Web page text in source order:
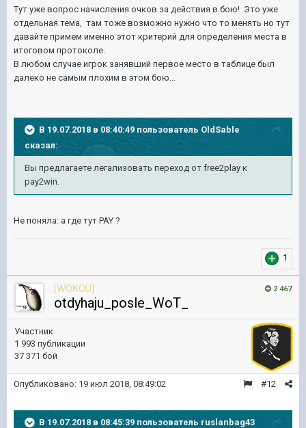
Тут уже вопрос начисления очков за действия в бою! Это уже
отдельная тема, там тоже возможно нужно что то менять но тут
давайте примем именно этот критерий для определения места в
итоговом протоколе.
В любом случае игрок занявший первое место в таблице был
далеко не самым плохим в этом бою...
В 19.07.2018 в 08:40:49 пользователь OldSable
сказал:
Вы предлагаете легализовать переход от free2play к
pay2win.
Не поняла: а где тут PAY ?
1
2 467
[WOKOU]
otdyhaju_posle_WoT_
Участник
1 993 публикации
37 371 бой
#12
Опубликовано: 19 июл 2018, 08:49:02
В 19.07.2018 в 08:45:39 пользователь ruslanbag43